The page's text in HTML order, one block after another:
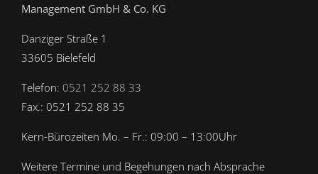
Management GmbH & Co. KG
Danziger Straße 1
33605 Bielefeld
Telefon: 0521 252 88 33
Fax.: 0521 252 88 35
Kern-Bürozeiten Mo. – Fr.: 09:00 – 13:00Uhr
Weitere Termine und Begehungen nach Absprache